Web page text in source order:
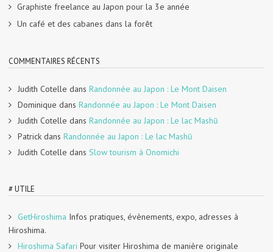
Graphiste freelance au Japon pour la 3e année
Un café et des cabanes dans la forêt
COMMENTAIRES RÉCENTS
Judith Cotelle dans Randonnée au Japon : Le Mont Daisen
Dominique dans Randonnée au Japon : Le Mont Daisen
Judith Cotelle dans Randonnée au Japon : Le lac Mashū
Patrick dans Randonnée au Japon : Le lac Mashū
Judith Cotelle dans Slow tourism à Onomichi
# UTILE
GetHiroshima Infos pratiques, évènements, expo, adresses à
Hiroshima.
Hiroshima Safari Pour visiter Hiroshima de manière originale